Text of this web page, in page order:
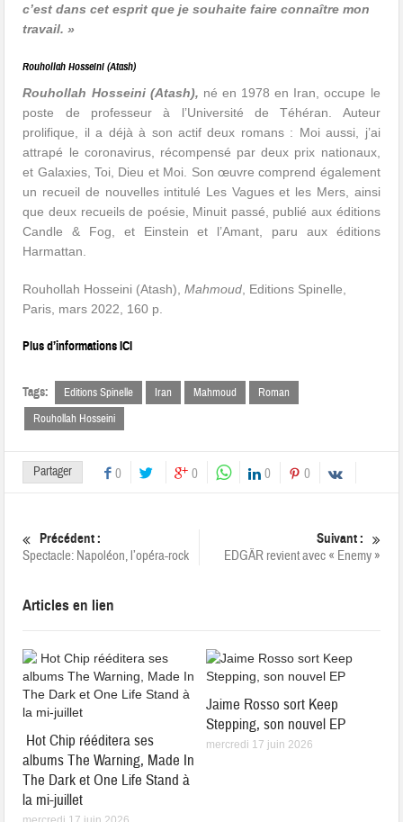
c’est dans cet esprit que je souhaite faire connaître mon
travail. »
Rouhollah Hosseini (Atash)
Rouhollah Hosseini (Atash), né en 1978 en Iran, occupe le
poste de professeur à l’Université de Téhéran. Auteur
prolifique, il a déjà à son actif deux romans : Moi aussi, j’ai
attrapé le coronavirus, récompensé par deux prix nationaux,
et Galaxies, Toi, Dieu et Moi. Son œuvre comprend également
un recueil de nouvelles intitulé Les Vagues et les Mers, ainsi
que deux recueils de poésie, Minuit passé, publié aux éditions
Candle & Fog, et Einstein et l’Amant, paru aux éditions
Harmattan.
Rouhollah Hosseini (Atash),Mahmoud , Editions Spinelle,
Paris, mars 2022, 160 p.
Plus d’informations ICI
Tags: Editions Spinelle Iran Mahmoud
Roman
Rouhollah Hosseini
Partager 0 0 0 0
Précédent :
Spectacle: Napoléon, l’opéra-rock
Suivant :
EDGÄR revient avec « Enemy »
Articles en lien
Hot Chip rééditera ses
albums The Warning, Made In
The Dark et One Life Stand à
la mi-juillet
Jaime Rosso sort Keep
Stepping, son nouvel EP
mercredi 17 juin 2026